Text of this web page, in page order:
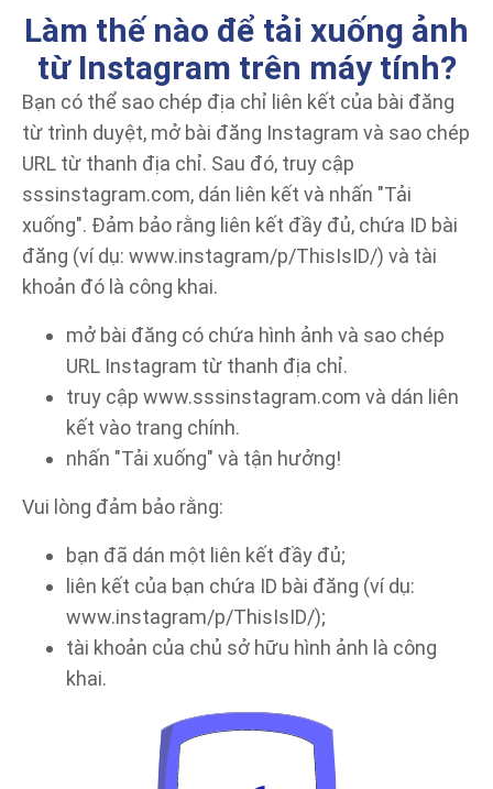
Làm thế nào để tải xuống ảnh
từ Instagram trên máy tính?
Bạn có thể sao chép địa chỉ liên kết của bài đăng
từ trình duyệt, mở bài đăng Instagram và sao chép
URL từ thanh địa chỉ. Sau đó, truy cập
sssinstagram.com, dán liên kết và nhấn "Tải
xuống". Đảm bảo rằng liên kết đầy đủ, chứa ID bài
đăng (ví dụ: www.instagram/p/ThisIsID/) và tài
khoản đó là công khai.
mở bài đăng có chứa hình ảnh và sao chép
URL Instagram từ thanh địa chỉ.
truy cập www.sssinstagram.com và dán liên
kết vào trang chính.
nhấn "Tải xuống" và tận hưởng!
Vui lòng đảm bảo rằng:
bạn đã dán một liên kết đầy đủ;
liên kết của bạn chứa ID bài đăng (ví dụ:
www.instagram/p/ThisIsID/);
tài khoản của chủ sở hữu hình ảnh là công
khai.